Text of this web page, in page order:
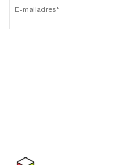
E-mailadres